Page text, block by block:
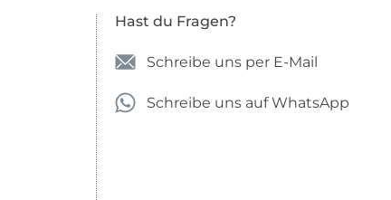
Hast du Fragen?
Schreibe uns per E-Mail
Schreibe uns auf WhatsApp